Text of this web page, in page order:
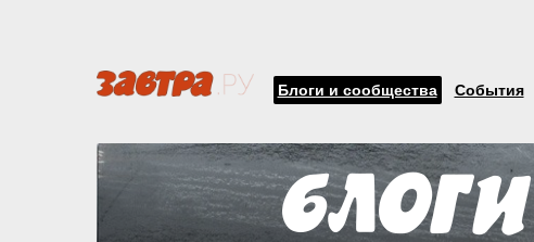
Блоги и сообщества События